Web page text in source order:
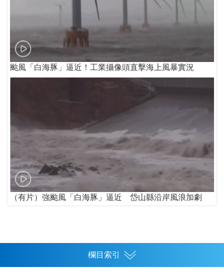
颱風「白海豚」逼近！工業攝像頭直擊海上風暴實況
（有片）強颱風「白海豚」逼近 岱山縣沿岸風浪加劇
欄目索引